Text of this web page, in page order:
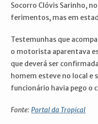
Socorro Clóvis Sarinho,
ferimentos, mas em
Testemunhas que
o motorista aparentava
que deverá ser
homem esteve no local e
funcionário havia pego o
Fonte:Portal da Tropical